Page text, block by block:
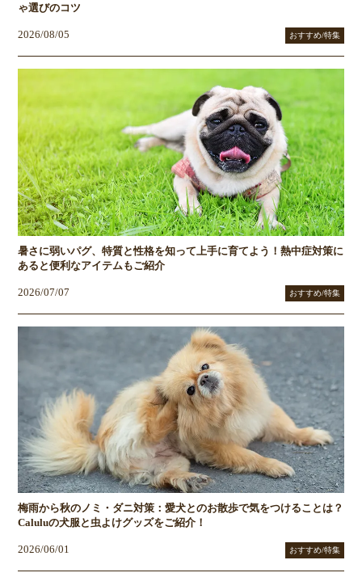
ゃ選びのコツ
2026/08/05 おすすめ/特集
暑さに弱いパグ、特質と性格を知って上手に育てよう！熱中症対策に
あると便利なアイテムもご紹介
2026/07/07 おすすめ/特集
梅雨から秋のノミ・ダニ対策：愛犬とのお散歩で気をつけることは？
Caluluの犬服と虫よけグッズをご紹介！
2026/06/01 おすすめ/特集